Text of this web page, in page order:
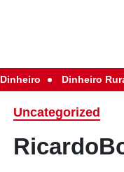
Dinheiro Dinheiro
Uncategorized